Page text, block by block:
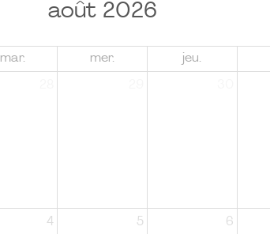
août 2026
mar. mer. jeu.
4 5 6